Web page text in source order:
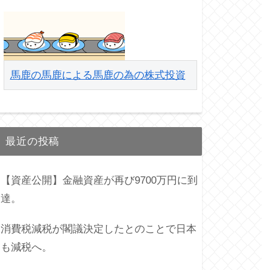
馬鹿の馬鹿による馬鹿の為の株式投資
最近の投稿
【資産公開】金融資産が再び9700万円に到
達。
消費税減税が閣議決定したとのことで日本
も減税へ。